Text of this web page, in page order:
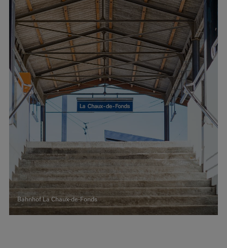
Bahnhof La Chaux-de-Fonds